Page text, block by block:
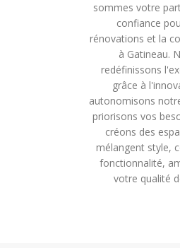
sommes votre
confiance
rénovations et la
à Gatineau.
redéfinissons
grâce à
autonomisons
priorisons vos
créons des
mélangent style,
fonctionnalité,
votre qualité